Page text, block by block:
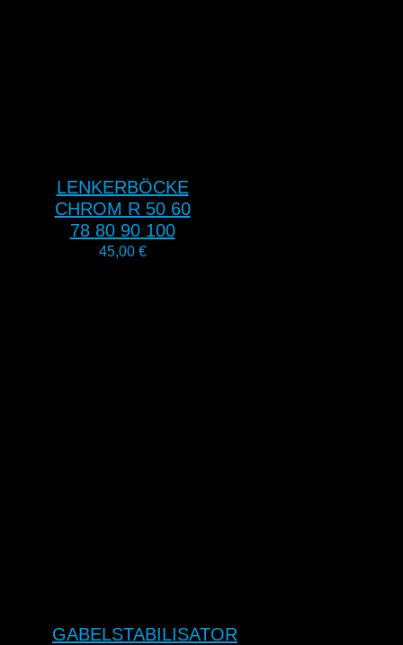
LENKERBÖCKE
CHROM R 50 60
78 80 90 100
45,00 €
GABELSTABILISATOR